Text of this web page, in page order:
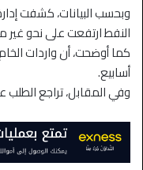
وبحسب البيانات، كشفت
النفط ارتفعت على نحو غير
كما أوضحت، أن واردات
أسابيع.
وفي المقابل، تراجع